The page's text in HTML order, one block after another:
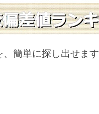
簡単に探し出せます